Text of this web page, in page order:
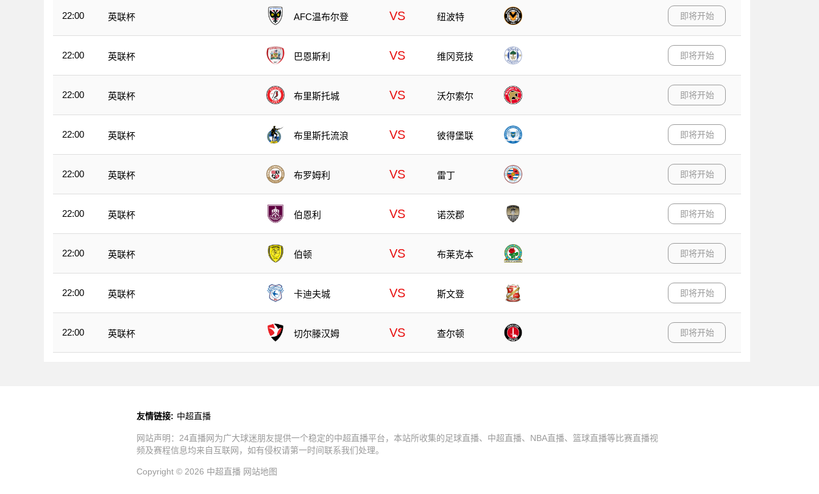
22:00 英联杯 AFC温布尔登 VS 纽波特 即将开始
22:00 英联杯 巴恩斯利 VS 维冈竞技 即将开始
22:00 英联杯 布里斯托城 VS 沃尔索尔 即将开始
22:00 英联杯 布里斯托流浪 VS 彼得堡联 即将开始
22:00 英联杯 布罗姆利 VS 雷丁 即将开始
22:00 英联杯 伯恩利 VS 诺茨郡 即将开始
22:00 英联杯 伯顿 VS 布莱克本 即将开始
22:00 英联杯 卡迪夫城 VS 斯文登 即将开始
22:00 英联杯 切尔滕汉姆 VS 查尔顿 即将开始
友情链接: 中超直播
网站声明：24直播网为广大球迷朋友提供一个稳定的中超直播平台，本站所收集的足球直播、中超直播、NBA直播、篮球直播等比赛直播视
频及赛程信息均来自互联网，如有侵权请第一时间联系我们处理。
Copyright © 2026 中超直播 网站地图